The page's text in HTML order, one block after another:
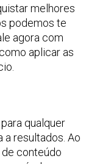
melhores
podemos te
agora com
aplicar as
qualquer
resultados. Ao
conteúdo